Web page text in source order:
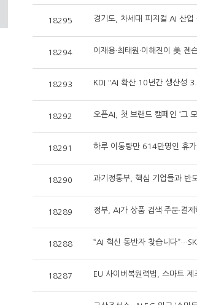
18295 경기도, 차세대 피지컬 AI 산업
18294 이재용·최태원·이해진이 美
18293 KDI "AI 확산 10년간 생산성
18292 오픈AI, 첫 브랜드 캠페인 ‘그
18291 하루 이동량만 614만명인 휴
18290 과기정통부, 핵심 기업들과 반
18289 정부, AI가 상품 검색·주문·결
18288 “AI 혁신 동반자 찾습니다
18287 EU 사이버복원력법, 스마트